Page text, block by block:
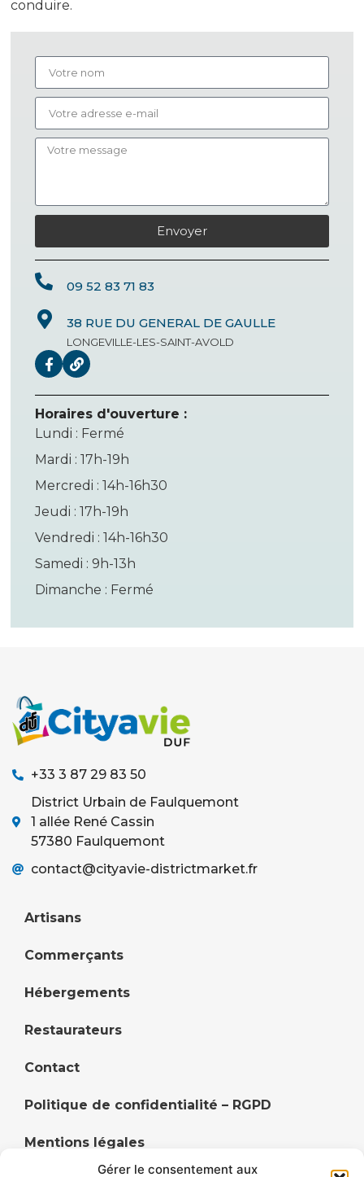
Gérer le consentement aux
conduire.
Envoyer
09 52 83 71 83
38 RUE DU GENERAL DE GAULLE
LONGEVILLE-LES-SAINT-AVOLD
Horaires d'ouverture :
Lundi : Fermé
Mardi : 17h-19h
Mercredi : 14h-16h30
Jeudi : 17h-19h
Vendredi : 14h-16h30
Samedi : 9h-13h
Dimanche : Fermé
+33 3 87 29 83 50
District Urbain de Faulquemont
1 allée René Cassin
57380 Faulquemont
contact@cityavie-districtmarket.fr
Artisans
Commerçants
Hébergements
Restaurateurs
Contact
Politique de confidentialité – RGPD
Mentions légales